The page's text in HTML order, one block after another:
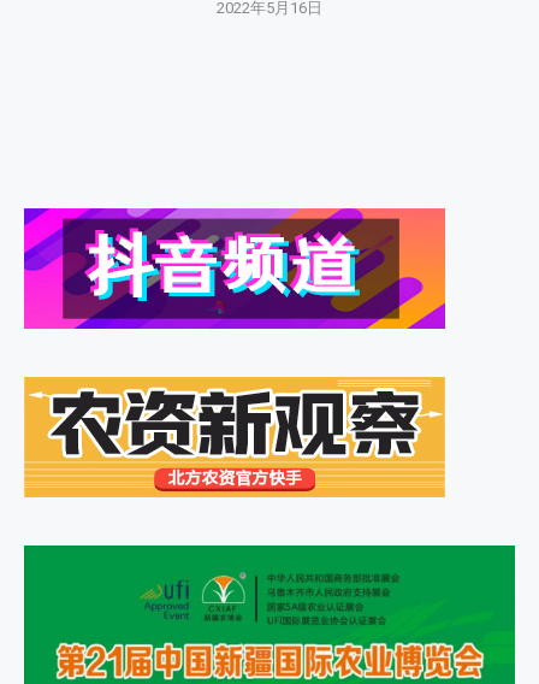
2022年5月16日